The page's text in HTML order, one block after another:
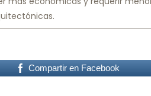
Compartir en Facebook